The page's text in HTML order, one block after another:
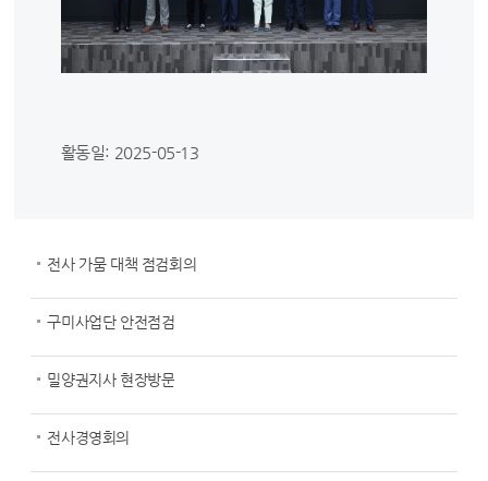
활동일: 2025-05-13
전사 가뭄 대책 점검회의
구미사업단 안전점검
밀양권지사 현장방문
전사경영회의